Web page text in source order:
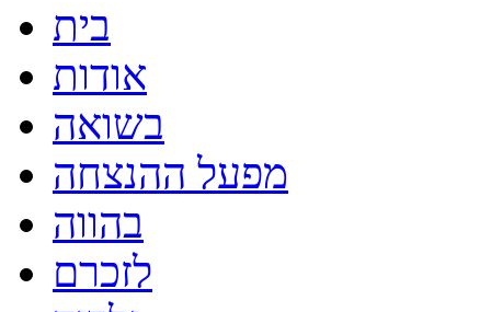
בית
אודות
בשואה
מפעל ההנצחה
בהווה
לזכרם